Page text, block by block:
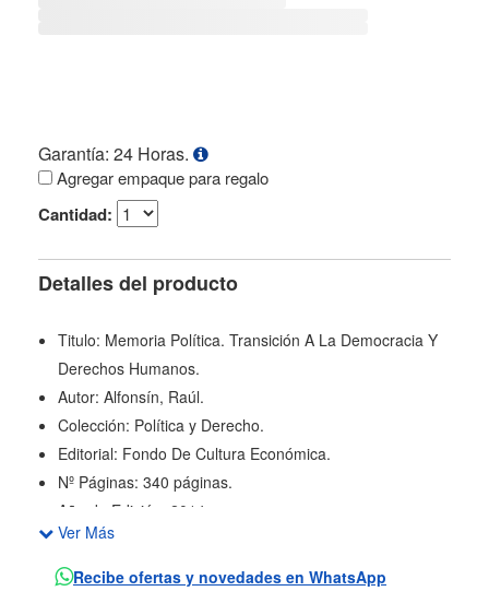
Garantía: 24 Horas.
Agregar empaque para regalo
Cantidad:
Detalles del producto
Titulo: Memoria Política. Transición A La Democracia Y
Derechos Humanos.
Autor: Alfonsín, Raúl.
Colección: Política y Derecho.
Editorial: Fondo De Cultura Económica.
Nº Páginas: 340 páginas.
Año de Edición: 2014.
Encontramos en el texto de Alfonsín las fuerzas o
razones que estuvieron detrás de sus decisiones, el
Ver Más
Recibe ofertas y novedades en WhatsApp